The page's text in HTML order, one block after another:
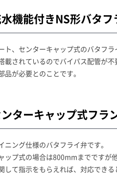
機能付きNS形バタフ
ト、センターキャップ式のバタフラ
載されているのでバイパス配管が
品が必要とのことです。
ターキャップ式フラ
ニング仕様のバタフライ弁です。
ップ式の場合は800mmまでですが
して指示をもらえれば、対応できる